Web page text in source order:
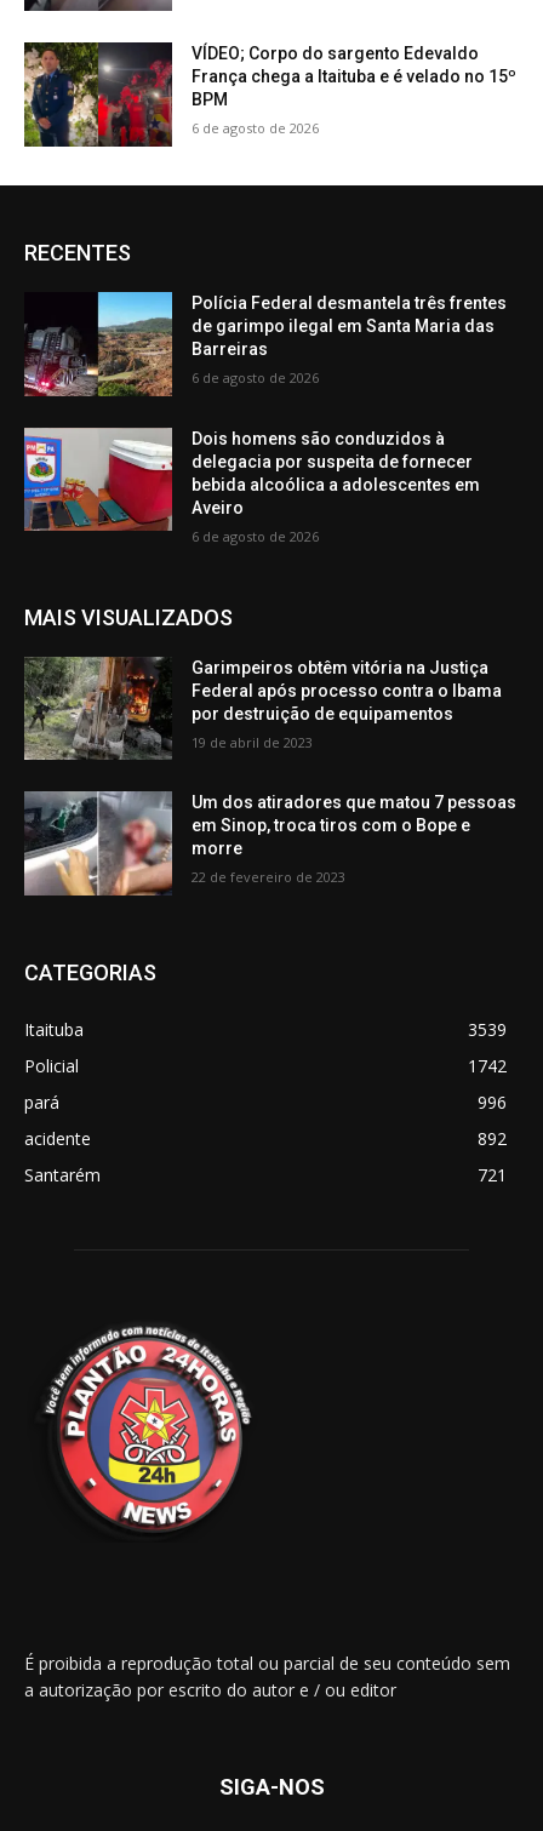
VÍDEO; Corpo do sargento Edevaldo
França chega a Itaituba e é velado no 15º
BPM
6 de agosto de 2026
RECENTES
Polícia Federal desmantela três frentes
de garimpo ilegal em Santa Maria das
Barreiras
6 de agosto de 2026
Dois homens são conduzidos à
delegacia por suspeita de fornecer
bebida alcoólica a adolescentes em
Aveiro
6 de agosto de 2026
MAIS VISUALIZADOS
Garimpeiros obtêm vitória na Justiça
Federal após processo contra o Ibama
por destruição de equipamentos
19 de abril de 2023
Um dos atiradores que matou 7 pessoas
em Sinop, troca tiros com o Bope e
morre
22 de fevereiro de 2023
CATEGORIAS
Itaituba
3539
Policial
1742
pará
996
acidente
892
Santarém
721
É proibida a reprodução total ou parcial de seu conteúdo sem
a autorização por escrito do autor e / ou editor
SIGA-NOS